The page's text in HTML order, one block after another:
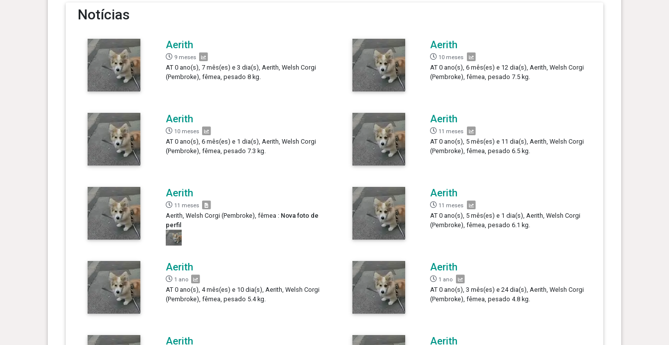
Notícias
Aerith
9 meses
AT 0 ano(s), 7 mês(es) e 3 dia(s), Aerith, Welsh Corgi
(Pembroke), fêmea, pesado 8 kg.
Aerith
10 meses
AT 0 ano(s), 6 mês(es) e 12 dia(s), Aerith, Welsh Corgi
(Pembroke), fêmea, pesado 7.5 kg.
Aerith
10 meses
AT 0 ano(s), 6 mês(es) e 1 dia(s), Aerith, Welsh Corgi
(Pembroke), fêmea, pesado 7.3 kg.
Aerith
11 meses
AT 0 ano(s), 5 mês(es) e 11 dia(s), Aerith, Welsh Corgi
(Pembroke), fêmea, pesado 6.5 kg.
Aerith
11 meses
Aerith, Welsh Corgi (Pembroke), fêmea : Nova foto de
perfil
Aerith
11 meses
AT 0 ano(s), 5 mês(es) e 1 dia(s), Aerith, Welsh Corgi
(Pembroke), fêmea, pesado 6.1 kg.
Aerith
1 ano
AT 0 ano(s), 4 mês(es) e 10 dia(s), Aerith, Welsh Corgi
(Pembroke), fêmea, pesado 5.4 kg.
Aerith
1 ano
AT 0 ano(s), 3 mês(es) e 24 dia(s), Aerith, Welsh Corgi
(Pembroke), fêmea, pesado 4.8 kg.
Aerith Aerith